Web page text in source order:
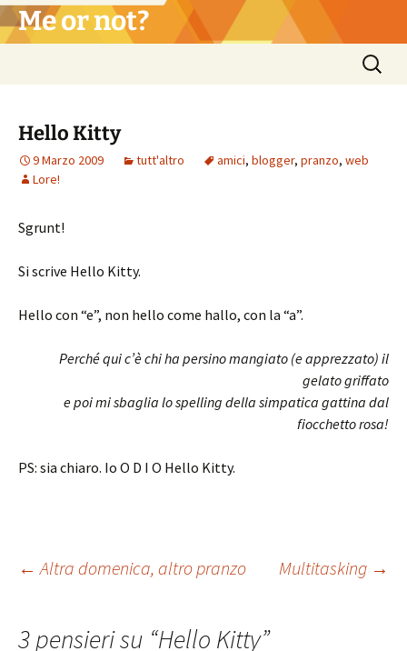
Vai
al Me or not?
Ricerca
per:
Hello Kitty
9 Marzo 2009 tutt'altro amici, blogger, pranzo, web
Lore!
Sgrunt!
Si scrive Hello Kitty.
Hello con “e”, non hello come hallo, con la “a”.
Perché qui c’è chi ha persino mangiato (e apprezzato) il
gelato griffato
e poi mi sbaglia lo spelling della simpatica gattina dal
fiocchetto rosa!
PS: sia chiaro. Io O D I O Hello Kitty.
Navigazione
articolo
← Altra domenica, altro pranzo Multitasking →
3 pensieri su “Hello Kitty”